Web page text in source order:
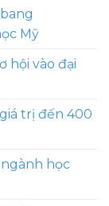
Mỹ
hội vào đại
trị đến 400
học